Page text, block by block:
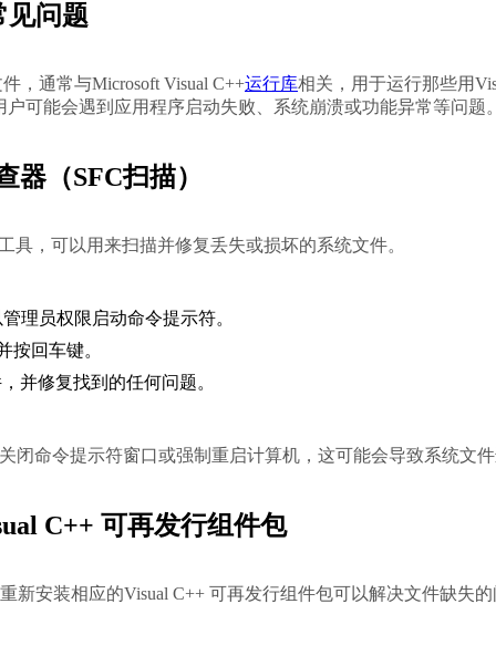
见问题
，通常与Microsoft Visual C++运行库相关，用于运行那些用
可能会遇到应用程序启动失败、系统崩溃或功能异常等问题。
（SFC扫描）
具，可以用来扫描并修复丢失或损坏的系统文件。
理员权限启动命令提示符。
按回车键。
并修复找到的任何问题。
闭命令提示符窗口或强制重启计算机，这可能会导致系统文件
C++ 可再发行组件包
新安装相应的Visual C++ 可再发行组件包可以解决文件缺失的